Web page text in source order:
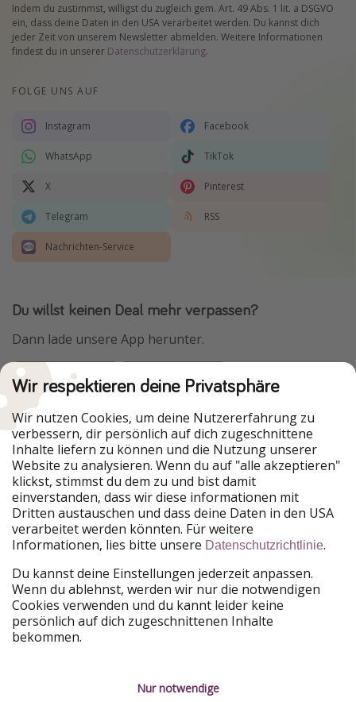
Indem du zustimmst, willigst du zugleich gem. Art. 49 Abs. 1 lit. a DSGVO
ein, dass deine Daten in den USA verarbeitet werden. Du kannst dich
jeder Zeit von unserem Newsletter abmelden. Weitere Informationen
findest du in unserer Datenschutzerklärung.
FOLGE UNS AUF
Instagram Facebook
WhatsApp TikTok
X Pinterest
Telegram RSS
Nachrichten-Service
Du willst keinen Deal mehr verpassen?
Dann lade unsere App herunter.
Urlaubspiraten ist Teil der HolidayPirates Group
Unsere Märkte
PiratinViaggio
HolidayPirates
VakantiePiraten
WakacyjniPiraci
VoyagesPirates
Ferienpiraten
Urlaubspiraten
ViajerosPiratas
TravelPirates
HolidayPirates Group
Lerne uns kennen
Über uns
Rechtliches
Wir respektieren deine Privatsphäre
Wir nutzen Cookies, um deine Nutzererfahrung zu
verbessern, dir persönlich auf dich zugeschnittene
Inhalte liefern zu können und die Nutzung unserer
Website zu analysieren. Wenn du auf "alle akzeptieren"
klickst, stimmst du dem zu und bist damit
einverstanden, dass wir diese informationen mit
Dritten austauschen und dass deine Daten in den USA
verarbeitet werden könnten. Für weitere
Informationen, lies bitte unsere Datenschutzrichtlinie.
Du kannst deine Einstellungen jederzeit anpassen.
Wenn du ablehnst, werden wir nur die notwendigen
Cookies verwenden und du kannt leider keine
persönlich auf dich zugeschnittenen Inhalte
bekommen.
Nur notwendige